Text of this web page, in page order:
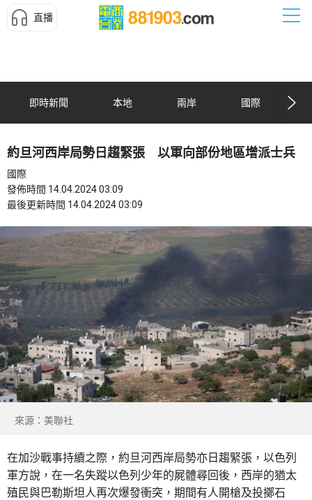
直播
即時新聞 本地 兩岸 國際
約旦河西岸局勢日趨緊張 以軍向部份地區增派士兵
國際
發佈時間 14.04.2024 03:09
最後更新時間 14.04.2024 03:09
來源：美聯社
在加沙戰事持續之際，約旦河西岸局勢亦日趨緊張，以色列
軍方說，在一名失蹤以色列少年的屍體尋回後，西岸的猶太
殖民與巴勒斯坦人再次爆發衝突，期間有人開槍及投擲石